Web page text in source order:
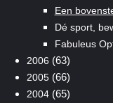
Een
Dé sport,
Fabuleus
2006 (63)
2005(66)
2004(65)